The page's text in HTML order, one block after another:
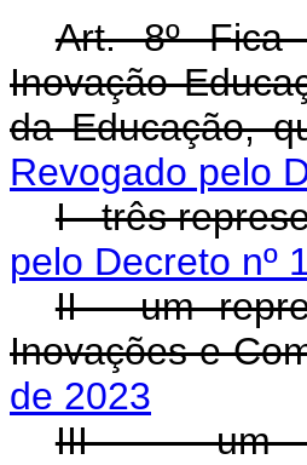
Art. 8º Fica
Inovação
da Educação,
Revogado pelo
I - três
pelo Decreto nº
II - um
Inovações e
de 2023
III - um